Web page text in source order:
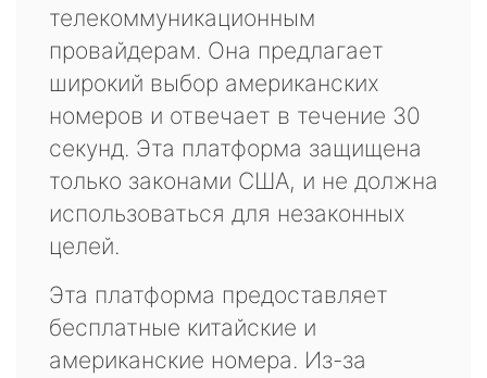
телекоммуникационным
провайдерам. Она предлагает
широкий выбор американских
номеров и отвечает в течение 30
секунд. Эта платформа защищена
только законами США, и не должна
использоваться для незаконных
целей.
Эта платформа предоставляет
бесплатные китайские и
американские номера. Из-за